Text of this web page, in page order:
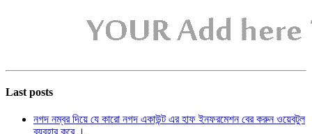
Last posts
নগদ নম্বর দিয়ে যে কারো নগদ একাউন্ট এর হাফ ইনফরমেশন বের করুন ওয়েবটুল